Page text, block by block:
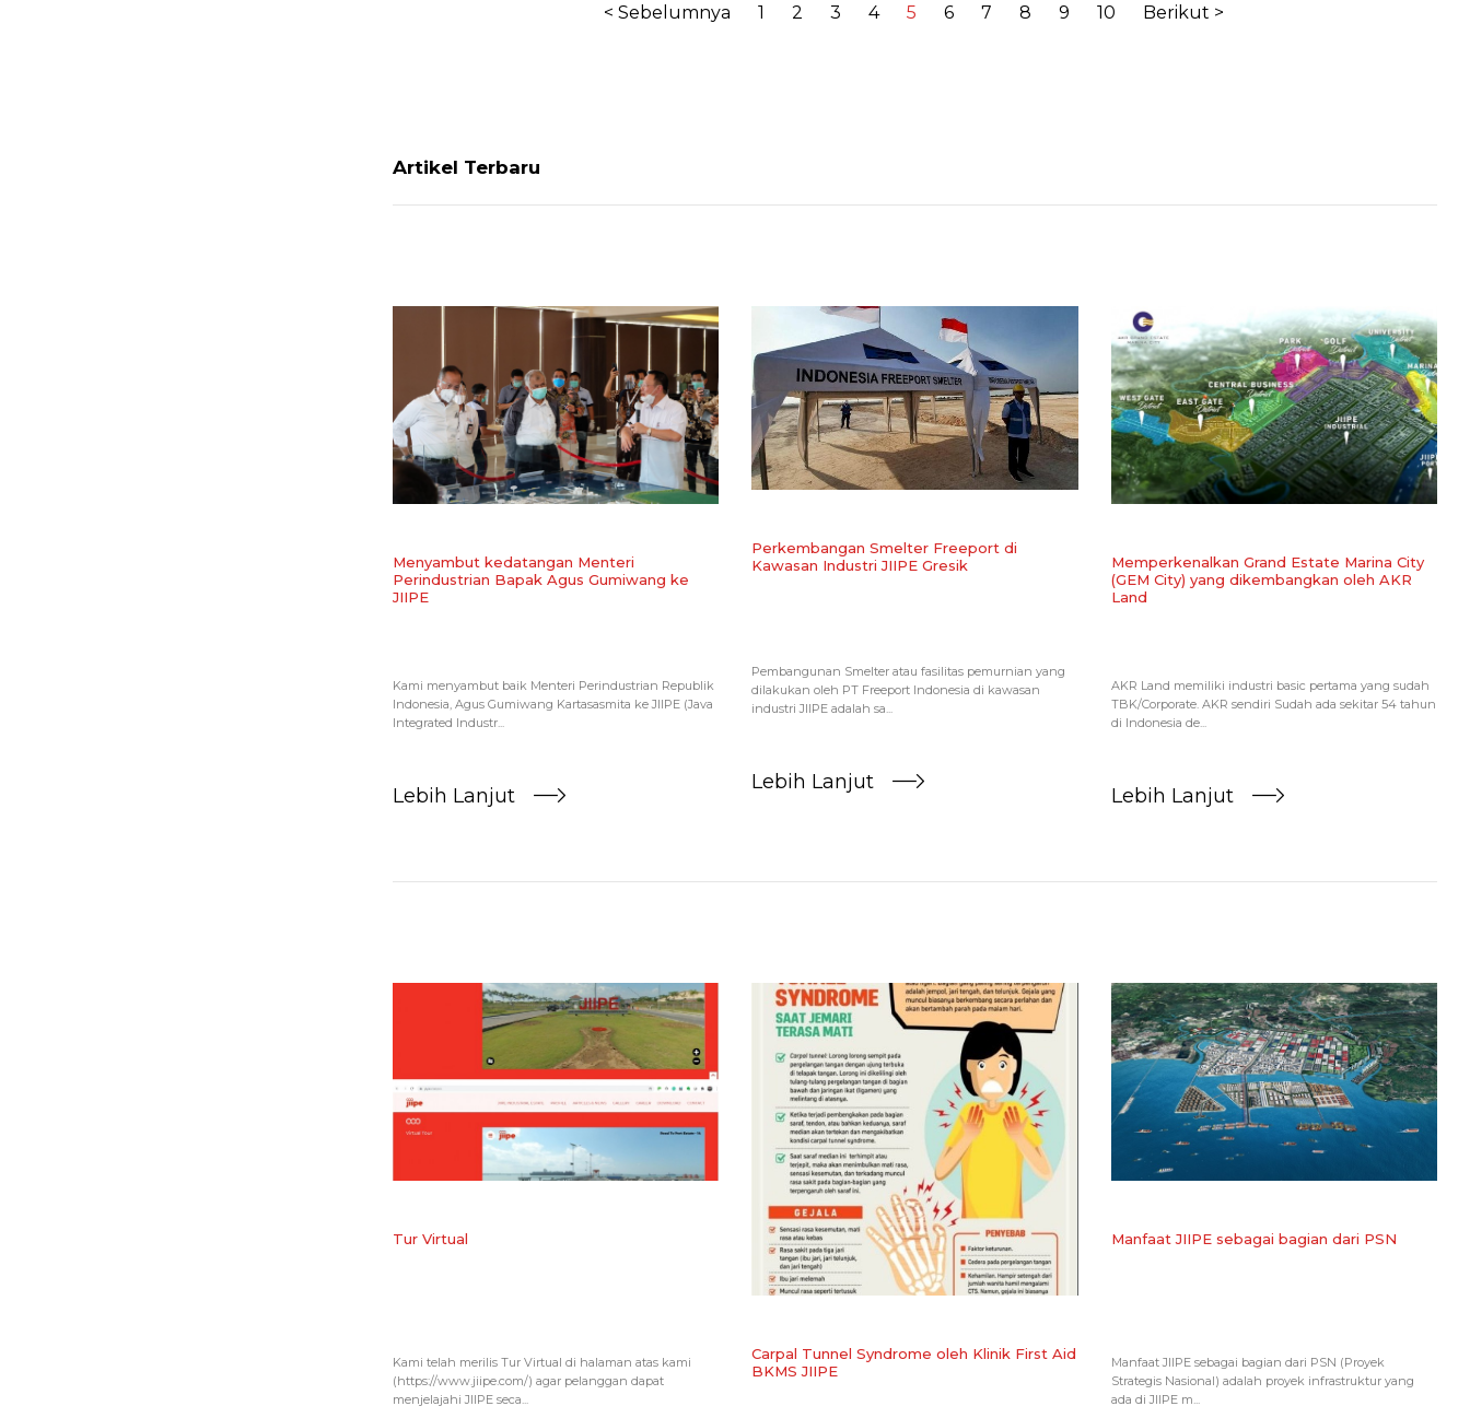
< Sebelumnya 1 2 3 4 5 6 7 8 9 10 Berikut >
Artikel Terbaru
Menyambut kedatangan Menteri
Perindustrian Bapak Agus Gumiwang ke
JIIPE
Kami menyambut baik Menteri Perindustrian Republik
Indonesia, Agus Gumiwang Kartasasmita ke JIIPE (Java
Integrated Industr...
Lebih Lanjut
​Perkembangan Smelter Freeport di
Kawasan Industri JIIPE Gresik
Pembangunan Smelter atau fasilitas pemurnian yang
dilakukan oleh PT Freeport Indonesia di kawasan
industri JIIPE adalah sa...
Lebih Lanjut
Memperkenalkan Grand Estate Marina City
(GEM City) yang dikembangkan oleh AKR
Land
AKR Land memiliki industri basic pertama yang sudah
TBK/Corporate. AKR sendiri Sudah ada sekitar 54 tahun
di Indonesia de...
Lebih Lanjut
Tur Virtual
Kami telah merilis Tur Virtual di halaman atas kami
(https://www.jiipe.com/) agar pelanggan dapat
menjelajahi JIIPE seca...
Carpal Tunnel Syndrome oleh Klinik First Aid
BKMS JIIPE
Manfaat JIIPE sebagai bagian dari PSN
Manfaat JIIPE sebagai bagian dari PSN (Proyek
Strategis Nasional) adalah proyek infrastruktur yang
ada di JIIPE m...